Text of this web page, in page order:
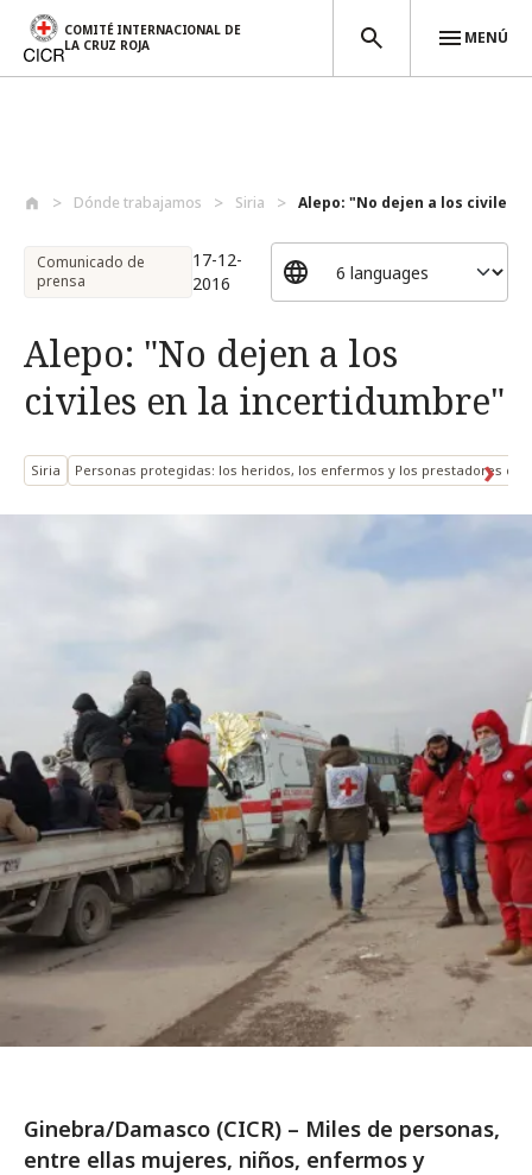
COMITÉ INTERNACIONAL DE
LA CRUZ ROJA
MENÚ
Dónde trabajamos Siria Alepo: "No dejen a los civiles
Comunicado de
prensa
17-12-
2016
Alepo: "No dejen a los
civiles en la incertidumbre"
Siria Personas protegidas: los heridos, los enfermos y los prestadores de
Ginebra/Damasco (CICR) – Miles de personas,
entre ellas mujeres, niños, enfermos y